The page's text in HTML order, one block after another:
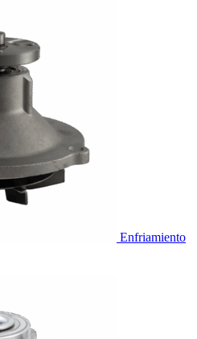
Enfriamiento